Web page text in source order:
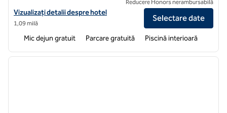
Vizualizați detaliile hotelului Hampton Inn Baltimore/Owings Mills
Vizualizați detalii despre hotel
1,09 milă
Reducere Honors nerambursabilă
Selectare date
Mic dejun gratuit Parcare gratuită Piscină interioară
1 din 12